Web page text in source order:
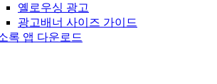
옐로우싱 광고
광고배너 사이즈 가이드
록 앱 다운로드